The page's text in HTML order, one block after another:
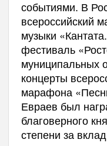
событиями. В
всероссийский
музыки
фестиваль
муниципальных
концерты
марафона
Евраев был
благоверного
степени за